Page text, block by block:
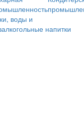
воды и
напитки